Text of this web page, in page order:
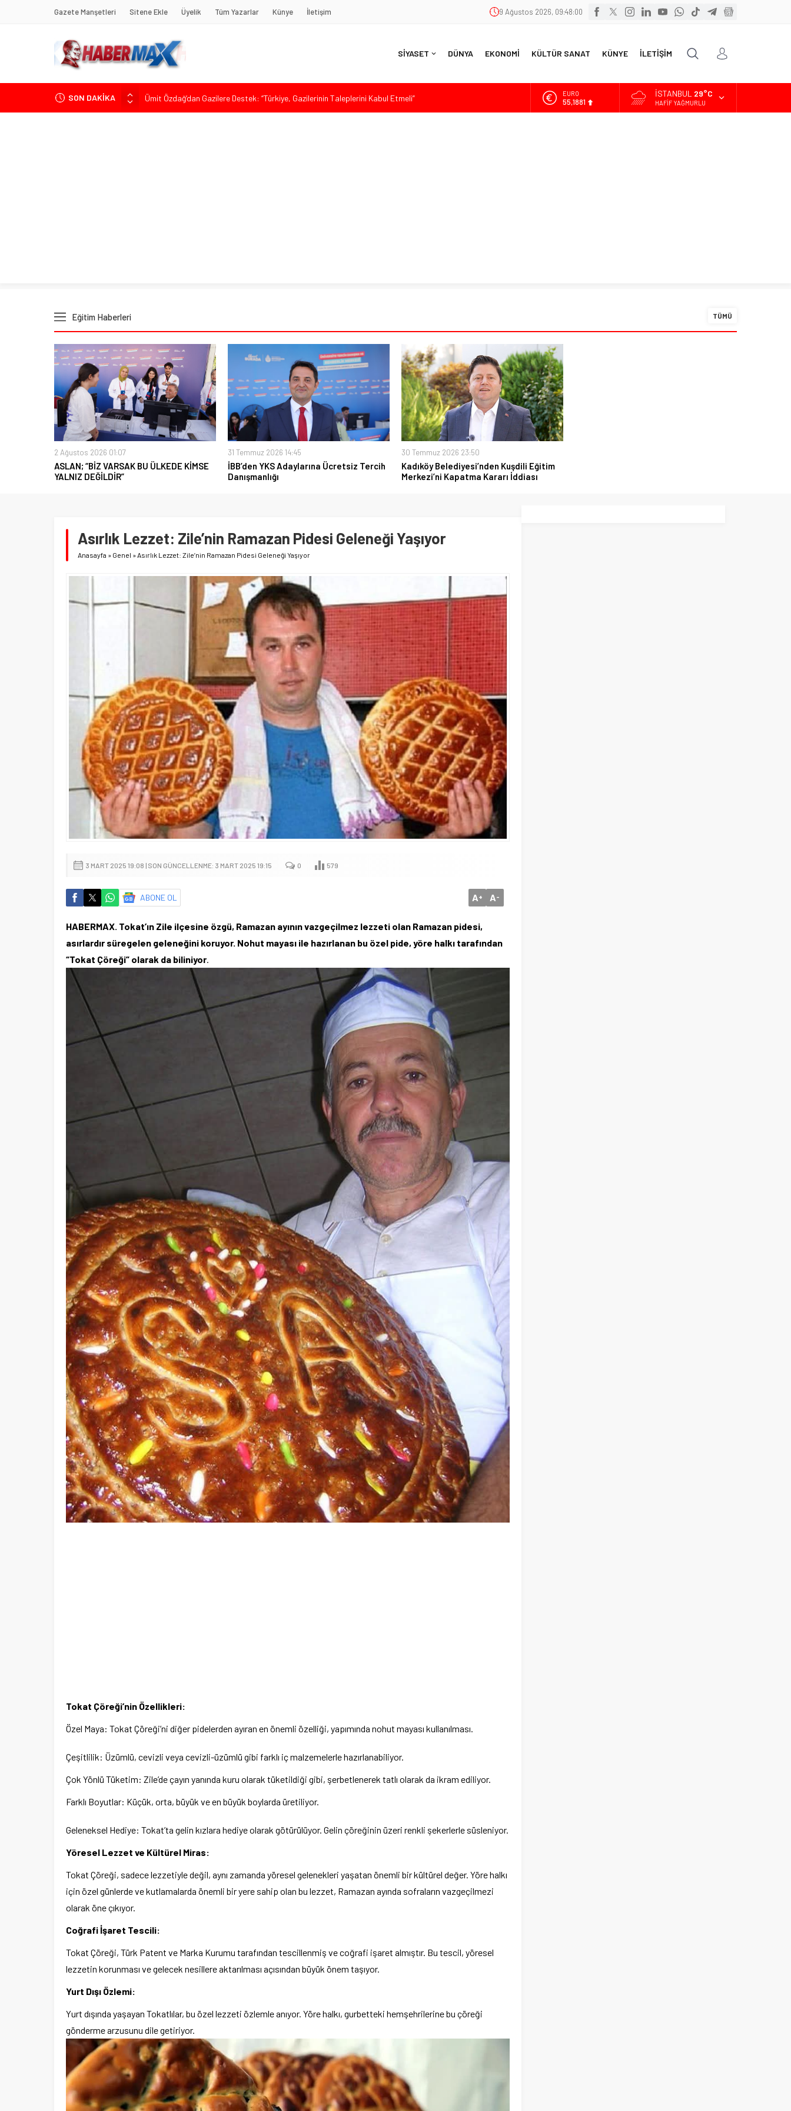
Gazete Manşetleri Sitene Ekle Üyelik Tüm Yazarlar Künye İletişim 9 Ağustos 2026, 09:48:01
SİYASET DÜNYA EKONOMİ KÜLTÜR SANAT KÜNYE İLETİŞİM
SON DAKİKA
Ümit Özdağ’dan Gazilere Destek: “Türkiye, Gazilerinin Taleplerini Kabul Etmeli”
TOKDEF Başkanı Fevzi Can Büşürüm’de Sert Konuştu: “Bu Toprakları Teslim Etmeyeceğiz”
ALTIN
6.660,55
İSTANBUL 29°C
HAFIF YAĞMURLU
Eğitim Haberleri TÜMÜ
2 Ağustos 2026 01:07
ASLAN; “BİZ VARSAK BU ÜLKEDE KİMSE
YALNIZ DEĞİLDİR”
31 Temmuz 2026 14:45
İBB’den YKS Adaylarına Ücretsiz Tercih
Danışmanlığı
30 Temmuz 2026 23:50
Kadıköy Belediyesi’nden Kuşdili Eğitim
Merkezi’ni Kapatma Kararı İddiası
Asırlık Lezzet: Zile’nin Ramazan Pidesi Geleneği Yaşıyor
Anasayfa » Genel »Asırlık Lezzet: Zile’nin Ramazan Pidesi Geleneği Yaşıyor
3 MART 2025 19:08 | SON GÜNCELLENME: 3 MART 2025 19:15 0 579
ABONE OL A+ A-
HABERMAX. Tokat’ın Zile ilçesine özgü, Ramazan ayının vazgeçilmez lezzeti olan Ramazan pidesi,
asırlardır süregelen geleneğini koruyor. Nohut mayası ile hazırlanan bu özel pide, yöre halkı tarafından
“Tokat Çöreği” olarak da biliniyor.
Tokat Çöreği’nin Özellikleri:
Özel Maya: Tokat Çöreği’ni diğer pidelerden ayıran en önemli özelliği, yapımında nohut mayası kullanılması.
Çeşitlilik: Üzümlü, cevizli veya cevizli-üzümlü gibi farklı iç malzemelerle hazırlanabiliyor.
Çok Yönlü Tüketim: Zile’de çayın yanında kuru olarak tüketildiği gibi, şerbetlenerek tatlı olarak da ikram ediliyor.
Farklı Boyutlar: Küçük, orta, büyük ve en büyük boylarda üretiliyor.
Geleneksel Hediye: Tokat’ta gelin kızlara hediye olarak götürülüyor. Gelin çöreğinin üzeri renkli şekerlerle süsleniyor.
Yöresel Lezzet ve Kültürel Miras:
Tokat Çöreği, sadece lezzetiyle değil, aynı zamanda yöresel gelenekleri yaşatan önemli bir kültürel değer. Yöre halkı
için özel günlerde ve kutlamalarda önemli bir yere sahip olan bu lezzet, Ramazan ayında sofraların vazgeçilmezi
olarak öne çıkıyor.
Coğrafi İşaret Tescili:
Tokat Çöreği, Türk Patent ve Marka Kurumu tarafından tescillenmiş ve coğrafi işaret almıştır. Bu tescil, yöresel
lezzetin korunması ve gelecek nesillere aktarılması açısından büyük önem taşıyor.
Yurt Dışı Özlemi:
Yurt dışında yaşayan Tokatlılar, bu özel lezzeti özlemle anıyor. Yöre halkı, gurbetteki hemşehrilerine bu çöreği
gönderme arzusunu dile getiriyor.